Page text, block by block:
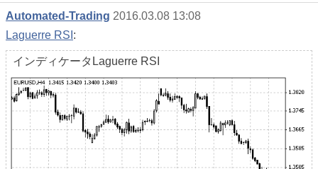
Automated-Trading 2016.03.08 13:08
Laguerre RSI :
インディケータLaguerre RSI